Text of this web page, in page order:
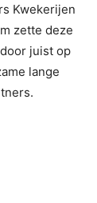
Kwekerijen
zette deze
juist op
lange